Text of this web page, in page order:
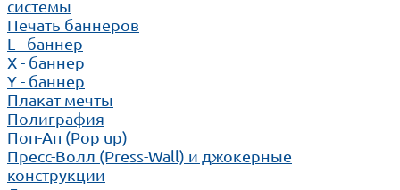
системы
Печать баннеров
L - баннер
X - баннер
Y - баннер
Плакат мечты
Полиграфия
Поп-Ап (Pop up)
Пресс-Волл (Press-Wall) и джокерные
конструкции